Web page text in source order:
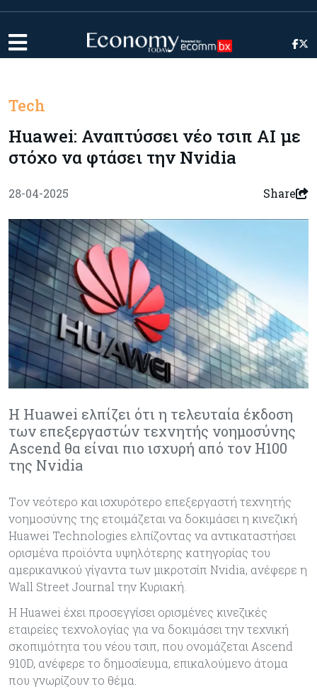
Tech
Huawei: Αναπτύσσει νέο τσιπ ΑΙ με
στόχο να φτάσει την Nvidia
28-04-2025 Share
Η Huawei ελπίζει ότι η τελευταία έκδοση
των επεξεργαστών τεχνητής νοημοσύνης
Ascend θα είναι πιο ισχυρή από τον H100
της Nvidia
Tον νεότερο και ισχυρότερο επεξεργαστή τεχνητής
νοημοσύνης της ετοιμάζεται να δοκιμάσει η κινεζική
Huawei Technologies ελπίζοντας να αντικαταστήσει
ορισμένα προϊόντα υψηλότερης κατηγορίας του
αμερικανικού γίγαντα των μικροτσίπ Nvidia, ανέφερε η
Wall Street Journal την Κυριακή.
Η Huawei έχει προσεγγίσει ορισμένες κινεζικές
εταιρείες τεχνολογίας για να δοκιμάσει την τεχνική
σκοπιμότητα του νέου τσιπ, που ονομάζεται Ascend
910D, ανέφερε το δημοσίευμα, επικαλούμενο άτομα
που γνωρίζουν το θέμα.